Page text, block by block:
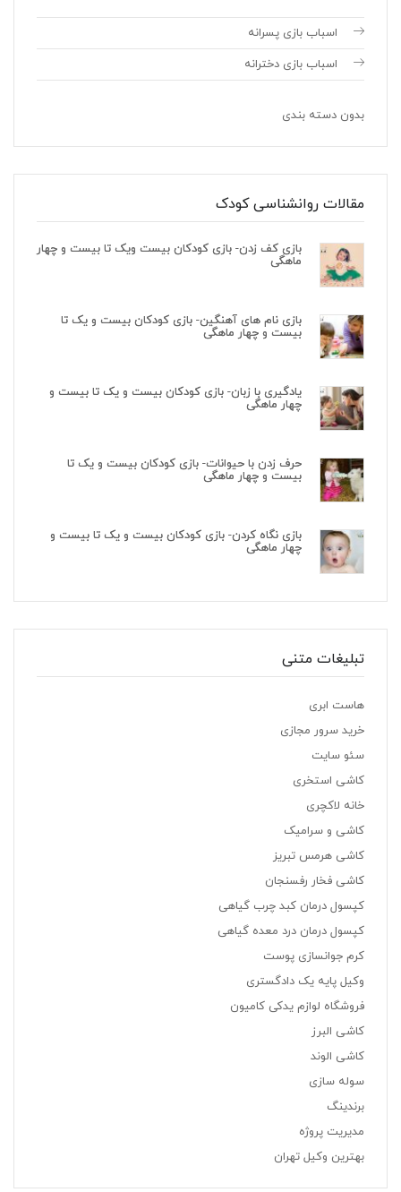
اسباب بازی پسرانه
اسباب بازی دخترانه
بدون دسته بندی
مقالات روانشناسی کودک
بازی کف زدن- بازی کودکان بیست ویک تا بیست و چهار
ماهگی
بازی نام های آهنگین- بازی کودکان بیست و یک تا
بیست و چهار ماهگی
یادگیری با زبان- بازی کودکان بیست و یک تا بیست و
چهار ماهگی
حرف زدن با حیوانات- بازی کودکان بیست و یک تا
بیست و چهار ماهگی
بازی نگاه کردن- بازی کودکان بیست و یک تا بیست و
چهار ماهگی
تبلیغات متنی
هاست ابری
خرید سرور مجازی
سئو سایت
کاشی استخری
خانه لاکچری
کاشی و سرامیک
کاشی هرمس تبریز
کاشی فخار رفسنجان
کپسول درمان کبد چرب گیاهی
کپسول درمان درد معده گیاهی
کرم جوانسازی پوست
وکیل پایه یک دادگستری
فروشگاه لوازم یدکی کامیون
کاشی البرز
کاشی الوند
سوله سازی
برندینگ
مدیریت پروژه
بهترین وکیل تهران